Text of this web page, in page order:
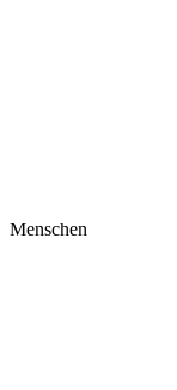
Menschen